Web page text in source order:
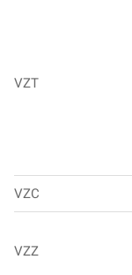
VZT
VZC
VZZ